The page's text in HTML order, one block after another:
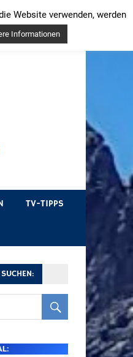
TV-TIPPS
Website verwenden, werden
Informationen